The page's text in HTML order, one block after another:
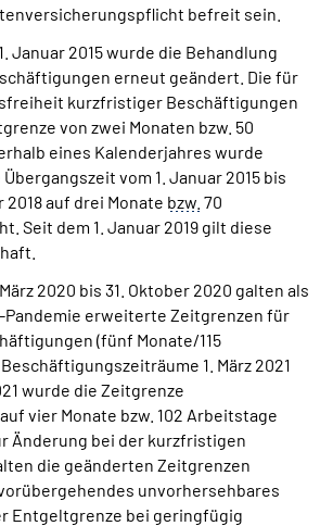
befreit sein.
Januar 2015 wurde die Behandlung
erneut geändert. Die für
kurzfristiger Beschäftigungen
von zwei Monaten bzw. 50
eines Kalenderjahres wurde
vom 1. Januar 2015 bis
2018 auf drei Monate bzw. 70
Seit dem 1. Januar 2019 gilt diese
2020 bis 31. Oktober 2020 galten als
Pandemie erweiterte Zeitgrenzen für
(fünf Monate/115
1. März 2021
wurde die Zeitgrenze
vier Monate bzw. 102 Arbeitstage
Änderung bei der kurzfristigen
die geänderten Zeitgrenzen
unvorhersehbares
Entgeltgrenze bei geringfügig